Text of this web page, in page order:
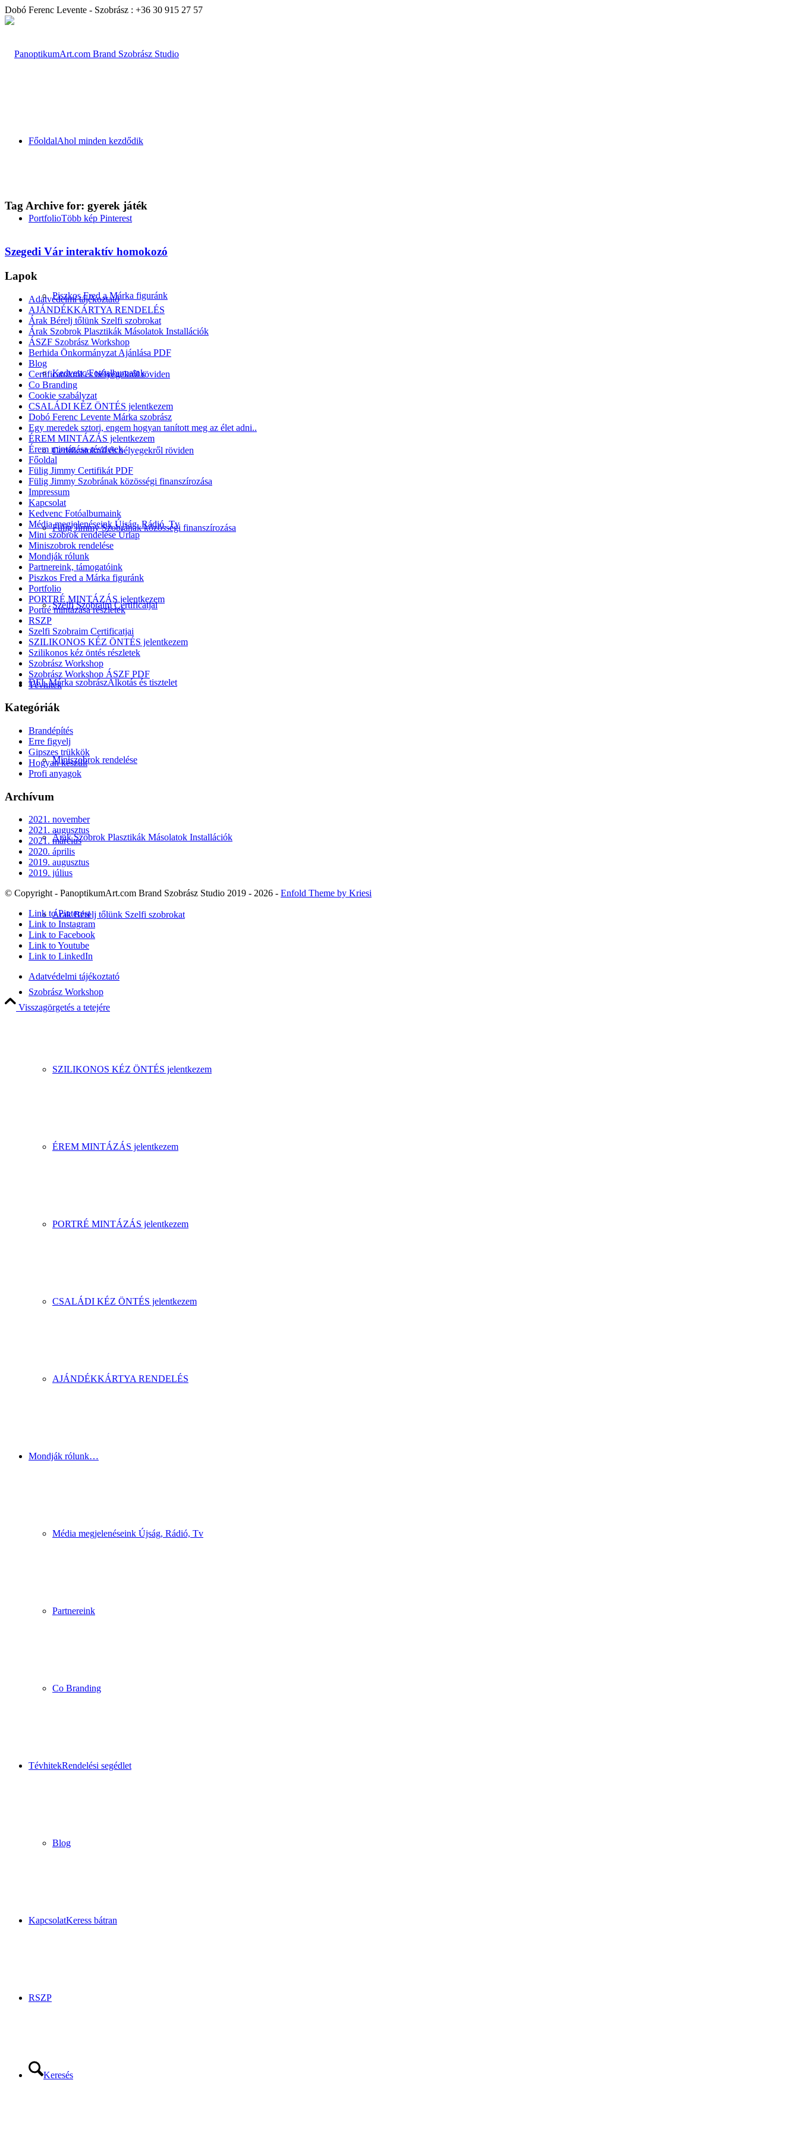
Dobó Ferenc Levente - Szobrász : +36 30 915 27 57
FőoldalAhol minden kezdődik
PortfolioTöbb kép Pinterest
Piszkos Fred a Márka figuránk
Kedvenc Fotóalbumaink
Certificatokról és bélyegekről röviden
Fülig Jimmy Szobrának közösségi finanszírozása
Szelfi Szobraim Certificatjai
DFL Márka szobrászAlkotás és tisztelet
Miniszobrok rendelése
Árak Szobrok Plasztikák Másolatok Installációk
Árak Bérelj tőlünk Szelfi szobrokat
Szobrász Workshop
SZILIKONOS KÉZ ÖNTÉS jelentkezem
ÉREM MINTÁZÁS jelentkezem
PORTRÉ MINTÁZÁS jelentkezem
CSALÁDI KÉZ ÖNTÉS jelentkezem
AJÁNDÉKKÁRTYA RENDELÉS
Mondják rólunk…
Média megjelenéseink Újság, Rádió, Tv
Partnereink
Co Branding
TévhitekRendelési segédlet
Blog
KapcsolatKeress bátran
RSZP
Keresés
Tag Archive for: gyerek játék
Szegedi Vár interaktív homokozó
Lapok
Adatvédelmi tájékoztató
AJÁNDÉKKÁRTYA RENDELÉS
Árak Bérelj tőlünk Szelfi szobrokat
Árak Szobrok Plasztikák Másolatok Installációk
ÁSZF Szobrász Workshop
Berhida Önkormányzat Ajánlása PDF
Blog
Certificatokról és bélyegekről röviden
Co Branding
Cookie szabályzat
CSALÁDI KÉZ ÖNTÉS jelentkezem
Dobó Ferenc Levente Márka szobrász
Egy meredek sztori, engem hogyan tanított meg az élet adni..
ÉREM MINTÁZÁS jelentkezem
Érem mintázása részletek
Főoldal
Fülig Jimmy Certifikát PDF
Fülig Jimmy Szobrának közösségi finanszírozása
Impressum
Kapcsolat
Kedvenc Fotóalbumaink
Média megjelenéseink Újság, Rádió, Tv
Mini szobrok rendelése Űrlap
Miniszobrok rendelése
Mondják rólunk
Partnereink, támogatóink
Piszkos Fred a Márka figuránk
Portfolio
PORTRÉ MINTÁZÁS jelentkezem
Portré mintázása részletek
RSZP
Szelfi Szobraim Certificatjai
SZILIKONOS KÉZ ÖNTÉS jelentkezem
Szilikonos kéz öntés részletek
Szobrász Workshop
Szobrász Workshop ÁSZF PDF
Tévhitek
Kategóriák
Brandépítés
Erre figyelj
Gipszes trükkök
Hogyan készült
Profi anyagok
Archívum
2021. november
2021. augusztus
2021. március
2020. április
2019. augusztus
2019. július
© Copyright - PanoptikumArt.com Brand Szobrász Studio 2019 - 2026 - Enfold Theme by Kriesi
Link to Pinterest
Link to Instagram
Link to Facebook
Link to Youtube
Link to LinkedIn
Adatvédelmi tájékoztató
Visszagörgetés a tetejére